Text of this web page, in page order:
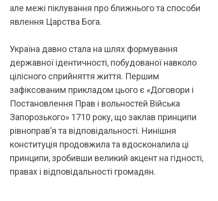
але межі піклування про ближнього та способи
явлення Царства Бога.
Україна давно стала на шлях формування
державної ідентичності, побудованої навколо
цілісного сприйняття життя. Першим
зафіксованим прикладом цього є «Договори і
Постановлення Прав і вольностей Війська
Запорозького» 1710 року, що заклав принципи
рівноправ’я та відповідальності. Нинішня
конституція продовжила та вдосконалила ці
принципи, зробивши великий акцент на гідності,
правах і відповідальності громадян.